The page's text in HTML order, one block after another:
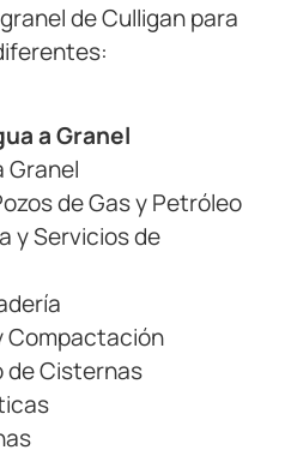
de Culligan para
a Granel
Granel
de Gas y Petróleo
y Servicios de
Compactación
de Cisternas